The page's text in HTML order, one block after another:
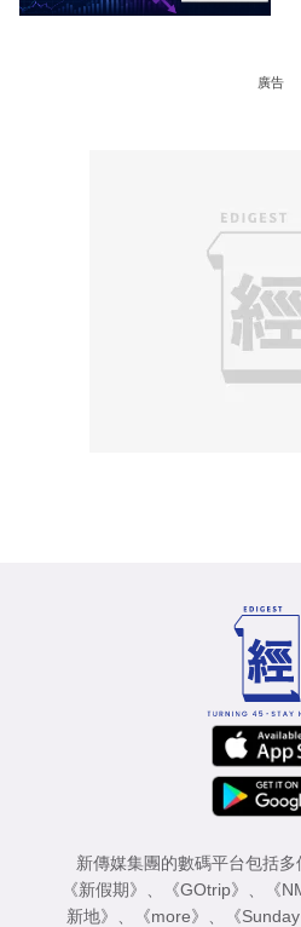
廣告
新傳媒集團的數碼平台包括
《新假期》
《GOtrip》 《
新地》
《more》 《